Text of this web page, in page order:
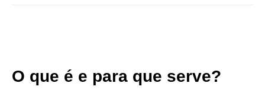
O que é e para que serve?